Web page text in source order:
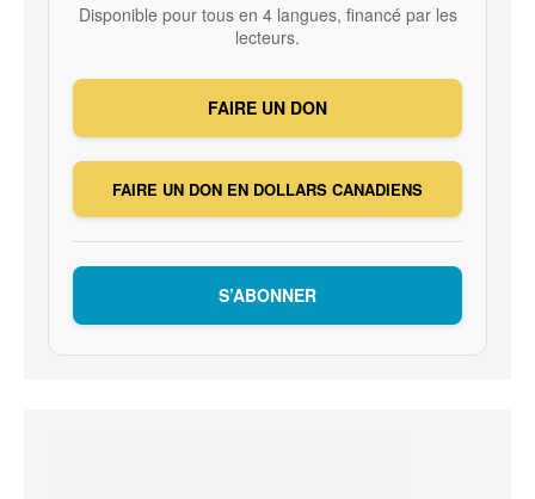
Disponible pour tous en 4 langues, financé par les
lecteurs.
FAIRE UN DON
FAIRE UN DON EN DOLLARS CANADIENS
S’ABONNER